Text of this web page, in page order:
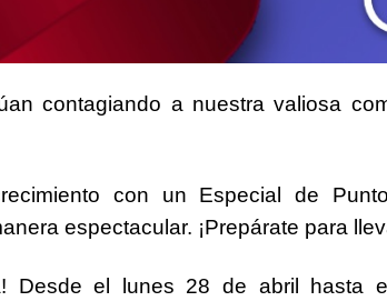
contagiando a nuestra valiosa
con un Especial de
espectacular. ¡Prepárate para
Desde el lunes 28 de abril hasta